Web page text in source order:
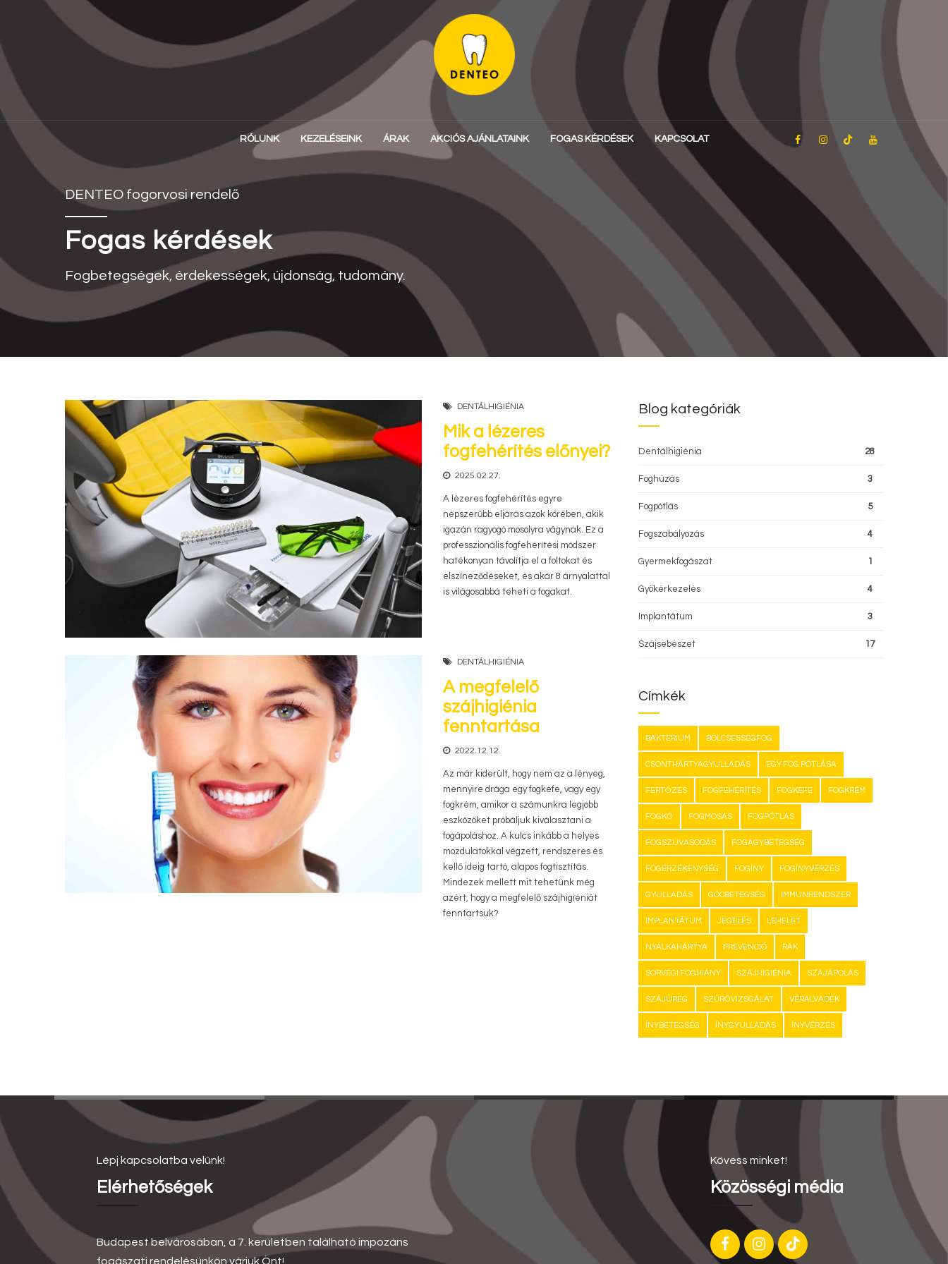
RÓLUNK KEZELÉSEINK ÁRAK AKCIÓS AJÁNLATAINK FOGAS KÉRDÉSEK KAPCSOLAT
DENTEO fogorvosi rendelő
Fogas kérdések
Fogbetegségek, érdekességek, újdonság, tudomány.
DENTÁLHIGIÉNIA
Mik a lézeres
fogfehérítés előnyei?
2025.02.27.
A lézeres fogfehérítés egyre
népszerűbb eljárás azok körében, akik
igazán ragyogó mosolyra vágynak. Ez a
professzionális fogfehérítési módszer
hatékonyan távolítja el a foltokat és
elszíneződéseket, és akár 8 árnyalattal
is világosabbá teheti a fogakat.
DENTÁLHIGIÉNIA
A megfelelő
szájhigiénia
fenntartása
2022.12.12.
Az már kiderült, hogy nem az a lényeg,
mennyire drága egy fogkefe, vagy egy
fogkrém, amikor a számunkra legjobb
eszközöket próbáljuk kiválasztani a
fogápoláshoz. A kulcs inkább a helyes
mozdulatokkal végzett, rendszeres és
kellő ideig tartó, alapos fogtisztítás.
Mindezek mellett mit tehetünk még
azért, hogy a megfelelő szájhigiéniát
fenntartsuk?
Blog kategóriák
Dentálhigiénia 28
Foghúzás 3
Fogpótlás 5
Fogszabályozás 4
Gyermekfogászat 1
Gyökérkezelés 4
Implantátum 3
Szájsebészet 17
Címkék
BAKTÉRIUM BÖLCSESSÉGFOG
CSONTHÁRTYAGYULLADÁS EGY FOG PÓTLÁSA
FERTŐZÉS FOGFEHÉRÍTÉS FOGKEFE FOGKRÉM
FOGKŐ FOGMOSÁS FOGPÓTLÁS
FOGSZUVASODÁS FOGÁGYBETEGSÉG
FOGÉRZÉKENYSÉG FOGÍNY FOGÍNYVÉRZÉS
GYULLADÁS GÓCBETEGSÉG IMMUNRENDSZER
IMPLANTÁTUM JEGELÉS LEHELET
NYÁLKAHÁRTYA PREVENCIÓ RÁK
SORVÉGI FOGHIÁNY SZÁJHIGIÉNIA SZÁJÁPOLÁS
SZÁJÜREG SZŰRŐVIZSGÁLAT VÉRALVADÉK
ÍNYBETEGSÉG ÍNYGYULLADÁS ÍNYVÉRZÉS
Lépj kapcsolatba velünk!
Elérhetőségek
Budapest belvárosában, a 7. kerületben található impozáns
fogászati rendelésünkön várjuk Önt!
Kövess minket!
Közösségi média